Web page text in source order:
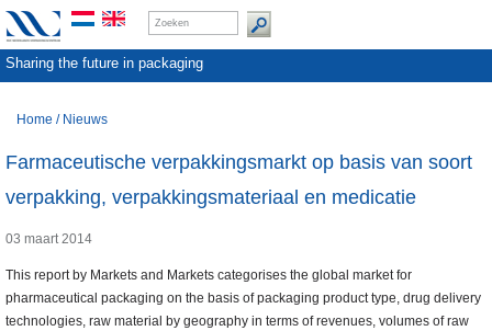
Sharing the future in packaging
Home / Nieuws
Farmaceutische verpakkingsmarkt op basis van soort
verpakking, verpakkingsmateriaal en medicatie
03 maart 2014
This report by Markets and Markets categorises the global market for
pharmaceutical packaging on the basis of packaging product type, drug delivery
technologies, raw material by geography in terms of revenues, volumes of raw